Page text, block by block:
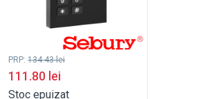
PRP: 134.43lei
111.80 lei
Stoc epuizat